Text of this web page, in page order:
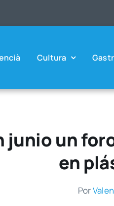
Cul­tu­ra
junio un
en
Por